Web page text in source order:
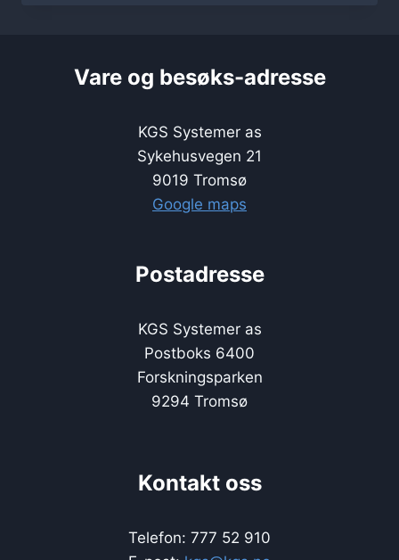
Vare og besøks-adresse
KGS Systemer as
Sykehusvegen 21
9019 Tromsø
Google maps
Postadresse
KGS Systemer as
Postboks 6400
Forskningsparken
9294 Tromsø
Kontakt oss
Telefon: 777 52 910